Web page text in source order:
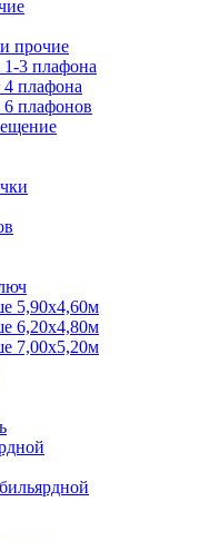
прочие
3 плафона
плафона
плафонов
5,90х4,60м
6,20х4,80м
7,00х5,20м